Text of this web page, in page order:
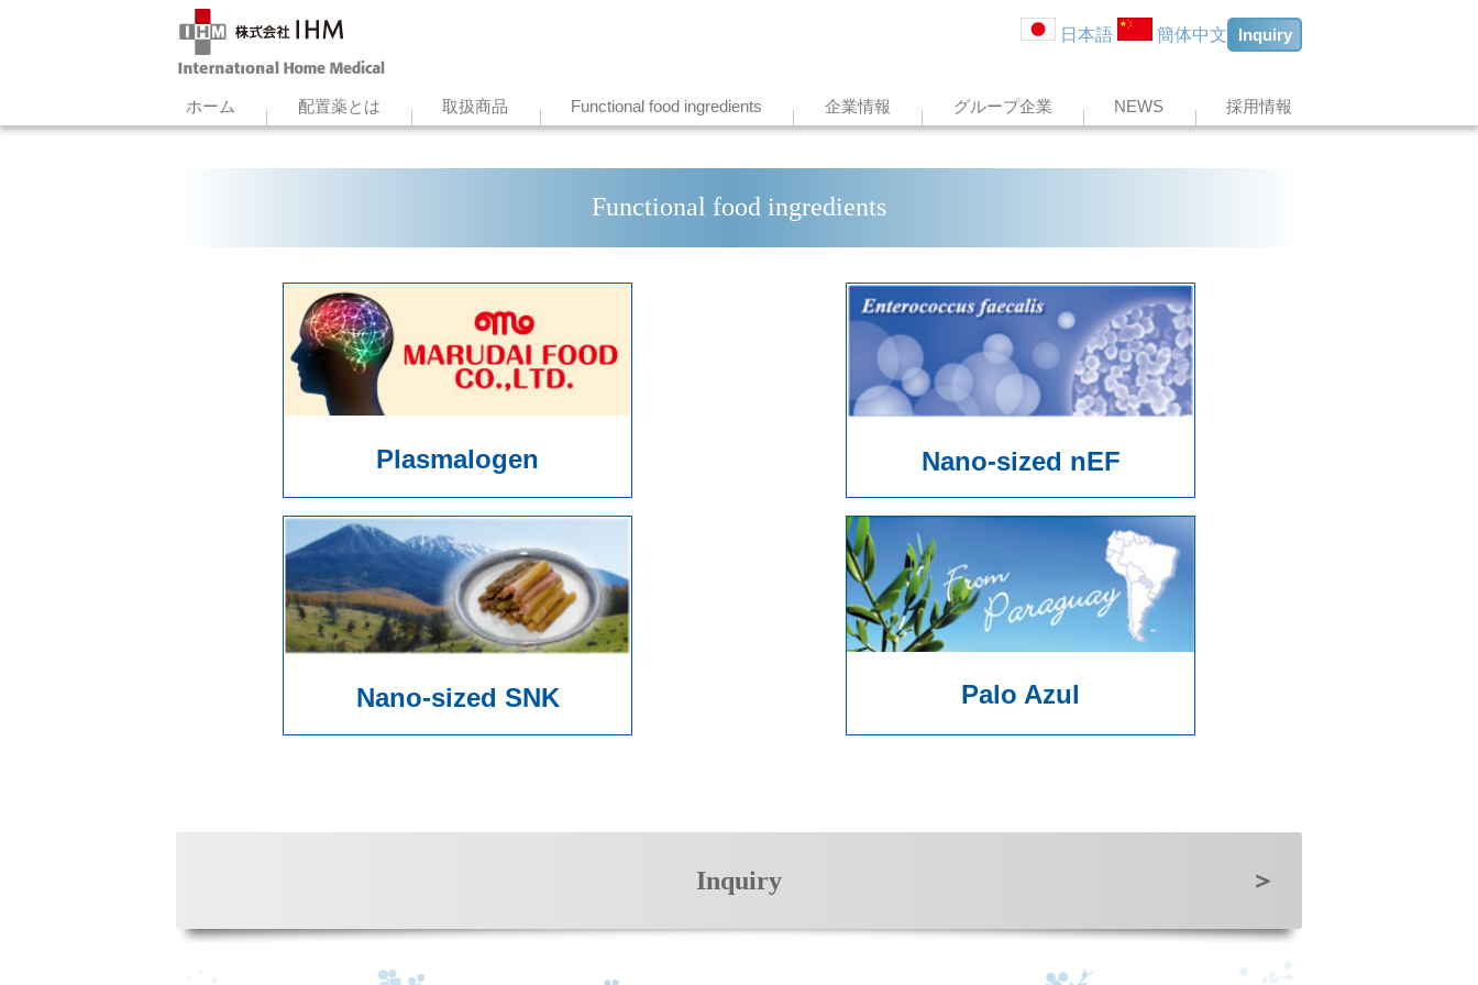
Inquiry
日本語 簡体中文
ホーム 配置薬とは 取扱商品 Functional food ingredients 企業情報 グループ企業 NEWS 採用情報
Functional food ingredients
Plasmalogen Nano-sized nEF
Nano-sized SNK Palo Azul
Inquiry ＞